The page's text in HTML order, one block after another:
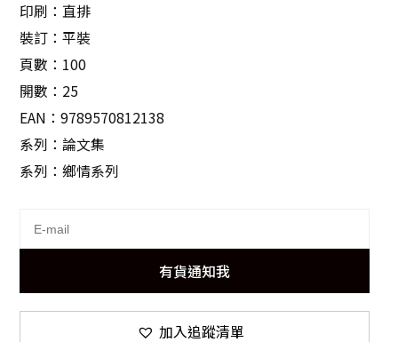
印刷：直排
裝訂：平裝
頁數：100
開數：25
EAN：9789570812138
系列：論文集
系列：鄉情系列
有貨通知我
加入追蹤清單